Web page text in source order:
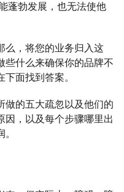
蓬勃发展，也无法使他
么，将您的业务归入这
些什么来确保你的品牌不
面找到答案。
做的五大疏忽以及他们的
因，以及每个步骤哪里出